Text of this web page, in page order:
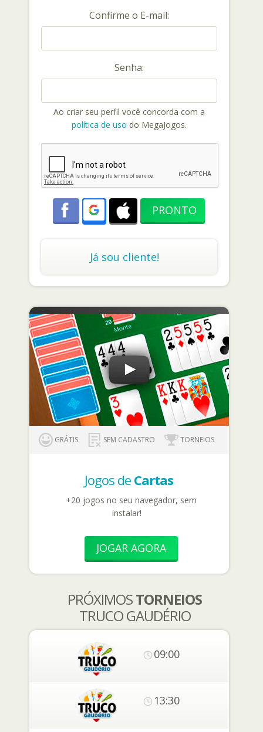
Confirme o E-mail:
Senha:
Ao criar seu perfil você concorda com a
política de uso do MegaJogos.
Já sou cliente!
GRÁTIS SEM CADASTRO TORNEIOS
Jogos de Cartas
+20 jogos no seu navegador, sem
instalar!
JOGAR AGORA
PRÓXIMOSTORNEIOS
TRUCO GAUDÉRIO
09:00
13:30